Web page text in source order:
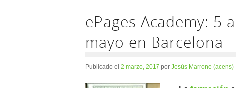
ePages Academy: 5
mayo en Barcelona
Publicado el 2 marzo, 2017 por Jesús Marrone (acens)